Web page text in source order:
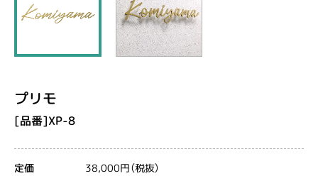
プリモ
[品番]XP-8
定価 38,000円（税抜）